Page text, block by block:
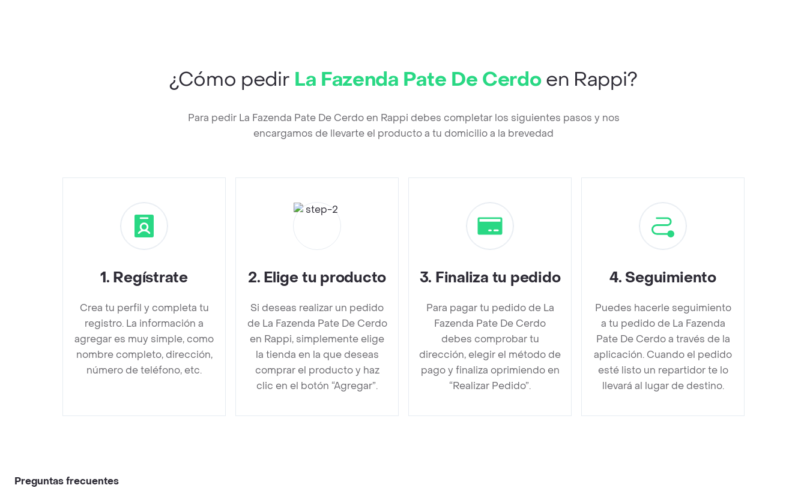
¿Cómo pedir La Fazenda Pate De Cerdoen Rappi?
Para pedir La Fazenda Pate De Cerdo en Rappi debes completar los siguientes pasos y nos
encargamos de llevarte el producto a tu domicilio a la brevedad
1. Regístrate
Crea tu perfil y completa tu
registro. La información a
agregar es muy simple, como
nombre completo, dirección,
número de teléfono, etc.
2. Elige tu producto
Si deseas realizar un pedido
de La Fazenda Pate De Cerdo
en Rappi, simplemente elige
la tienda en la que deseas
comprar el producto y haz
clic en el botón “Agregar”.
3. Finaliza tu pedido
Para pagar tu pedido de La
Fazenda Pate De Cerdo
debes comprobar tu
dirección, elegir el método de
pago y finaliza oprimiendo en
“Realizar Pedido”.
4. Seguimiento
Puedes hacerle seguimiento
a tu pedido de La Fazenda
Pate De Cerdo a través de la
aplicación. Cuando el pedido
esté listo un repartidor te lo
llevará al lugar de destino.
Preguntas frecuentes